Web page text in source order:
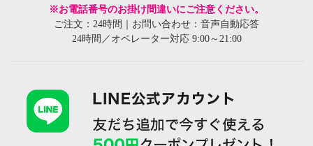
※お電話番号のお掛け間違いにご注意ください。
ご注文：24時間｜お問い合わせ：音声自動応答
24時間／オペレーター対応 9:00～21:00